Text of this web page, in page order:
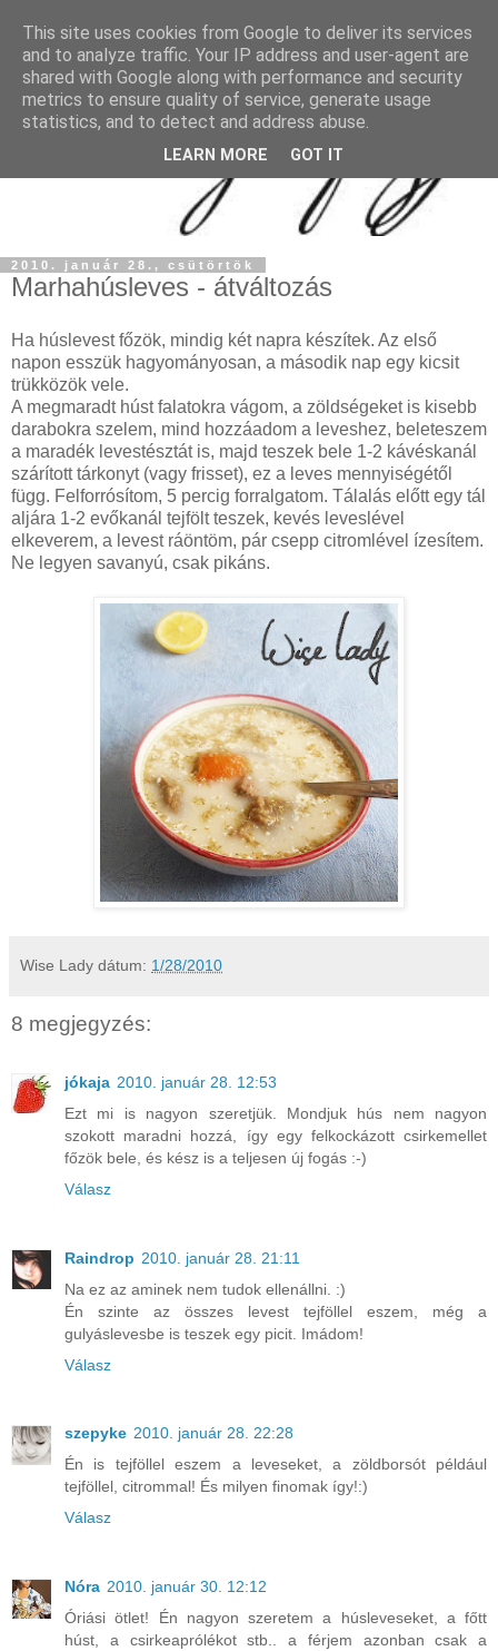
2010. január 28., csütörtök
Marhahúsleves - átváltozás
Ha húslevest főzök, mindig két napra készítek. Az első
napon esszük hagyományosan, a második nap egy kicsit
trükközök vele.
A megmaradt húst falatokra vágom, a zöldségeket is kisebb
darabokra szelem, mind hozzáadom a leveshez, beleteszem
a maradék levestésztát is, majd teszek bele 1-2 kávéskanál
szárított tárkonyt (vagy frisset), ez a leves mennyiségétől
függ. Felforrósítom, 5 percig forralgatom. Tálalás előtt egy tál
aljára 1-2 evőkanál tejfölt teszek, kevés leveslével
elkeverem, a levest ráöntöm, pár csepp citromlével ízesítem.
Ne legyen savanyú, csak pikáns.
Wise Lady dátum: 1/28/2010
8 megjegyzés:
jókaja 2010. január 28. 12:53
Ezt mi is nagyon szeretjük. Mondjuk hús nem nagyon
szokott maradni hozzá, így egy felkockázott csirkemellet
főzök bele, és kész is a teljesen új fogás :-)
Válasz
Raindrop 2010. január 28. 21:11
Na ez az aminek nem tudok ellenállni. :)
Én szinte az összes levest tejföllel eszem, még a
gulyáslevesbe is teszek egy picit. Imádom!
Válasz
szepyke 2010. január 28. 22:28
Én is tejföllel eszem a leveseket, a zöldborsót például
tejföllel, citrommal! És milyen finomak így!:)
Válasz
Nóra 2010. január 30. 12:12
Óriási ötlet! Én nagyon szeretem a húsleveseket, a főtt
húst, a csirkeaprólékot stb.. a férjem azonban csak a
This site uses cookies from Google to deliver its services
and to analyze traffic. Your IP address and user-agent are
shared with Google along with performance and security
metrics to ensure quality of service, generate usage
statistics, and to detect and address abuse.
LEARN MORE GOT IT